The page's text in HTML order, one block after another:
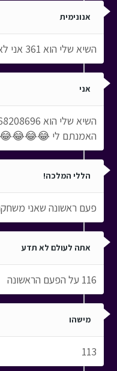
אנונימית
השיא שלי הוא 361 אני לא משקרת באמת
אני
האמנתם לי
הללי המלכה!
פעם ראשונה שאני
אתה לעולם לא תדע
116 על הפעם הראשונה
מישהו
113